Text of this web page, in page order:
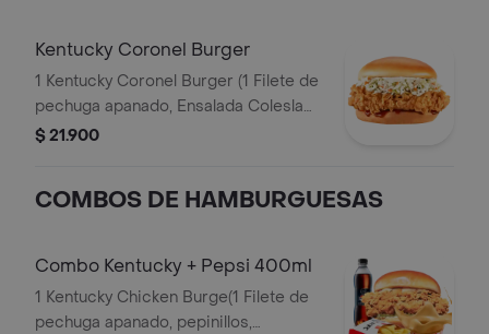
Kentucky Coronel Burger
1 Kentucky Coronel Burger (1 Filete de
pechuga apanado, Ensalada Coleslaw,
BBQ y mantequilla)
$ 21.900
COMBOS DE HAMBURGUESAS
Combo Kentucky + Pepsi 400ml
1 Kentucky Chicken Burge(1 Filete de
pechuga apanado, pepinillos,